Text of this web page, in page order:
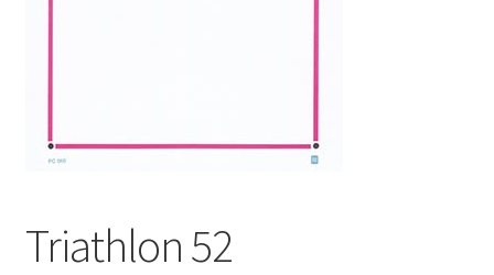
Triathlon 52